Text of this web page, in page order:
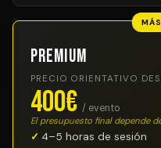
Premium
PRECIO ORIENTATIVO
400€ / evento
El presupuesto final depende
4–5 horas de sesión